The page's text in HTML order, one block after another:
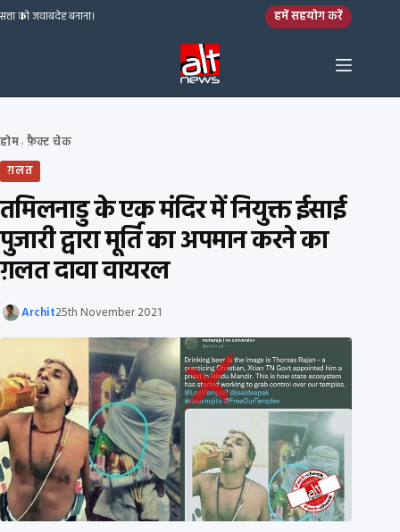
Skip to content
सत्ता को जवाबदेह बनाना। हमें सहयोग करें
होम› फ़ैक्ट चेक
ग़लत
तमिलनाडु के एक मंदिर में नियुक्त ईसाई
पुजारी द्वारा मूर्ति का अपमान करने का
ग़लत दावा वायरल
Archit25th November 2021